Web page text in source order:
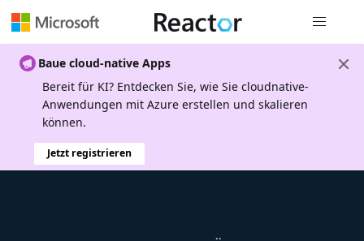
Baue cloud-native Apps
Bereit für KI? Entdecken Sie, wie Sie cloudnative-
Anwendungen mit Azure erstellen und skalieren
können.
Jetzt registrieren